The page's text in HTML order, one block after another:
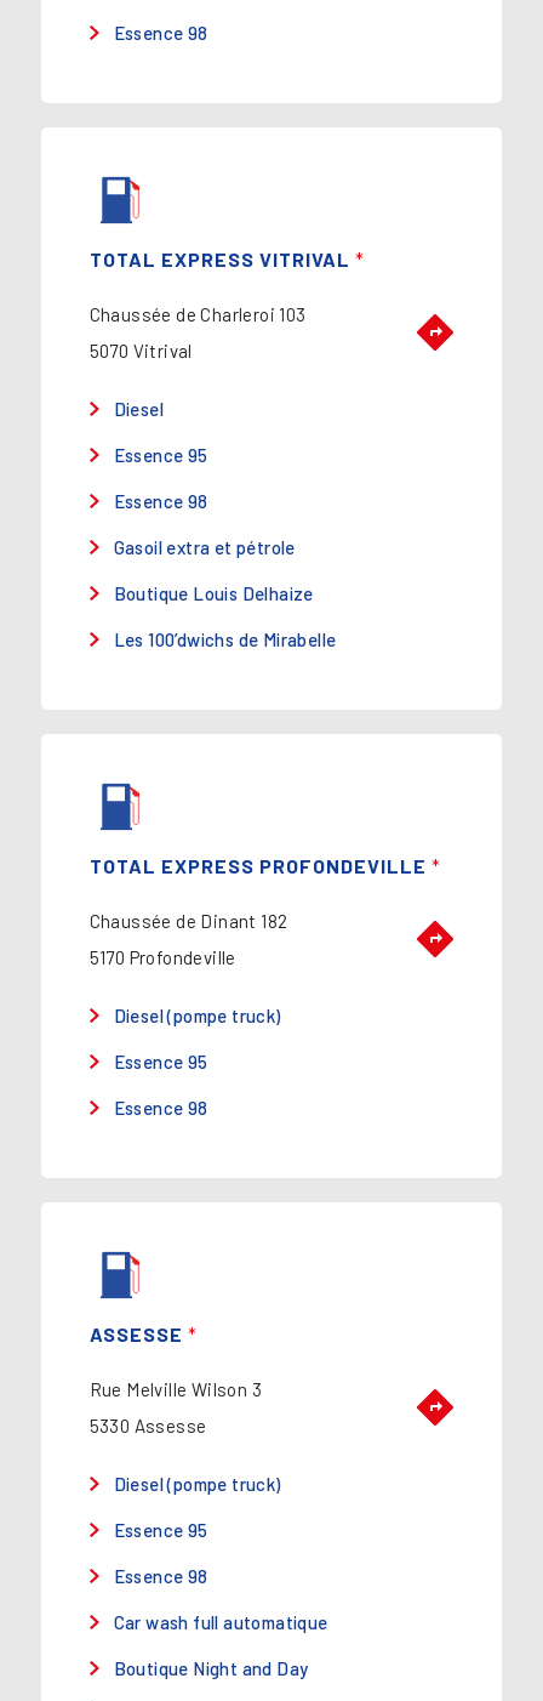
Essence 98
TOTAL EXPRESS VITRIVAL *
Chaussée de Charleroi 103
5070 Vitrival
Diesel
Essence 95
Essence 98
Gasoil extra et pétrole
Boutique Louis Delhaize
Les 100’dwichs de Mirabelle
TOTAL EXPRESS PROFONDEVILLE *
Chaussée de Dinant 182
5170 Profondeville
Diesel (pompe truck)
Essence 95
Essence 98
ASSESSE *
Rue Melville Wilson 3
5330 Assesse
Diesel (pompe truck)
Essence 95
Essence 98
Car wash full automatique
Boutique Night and Day